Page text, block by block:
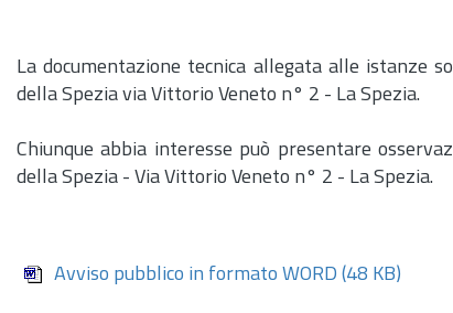
La documentazione tecnica allegata alle istanze
della Spezia via Vittorio Veneto n° 2 - La Spezia.
Chiunque abbia interesse può presentare
della Spezia - Via Vittorio Veneto n° 2 - La Spezia.
Avviso pubblico in formato WORD (48 KB)